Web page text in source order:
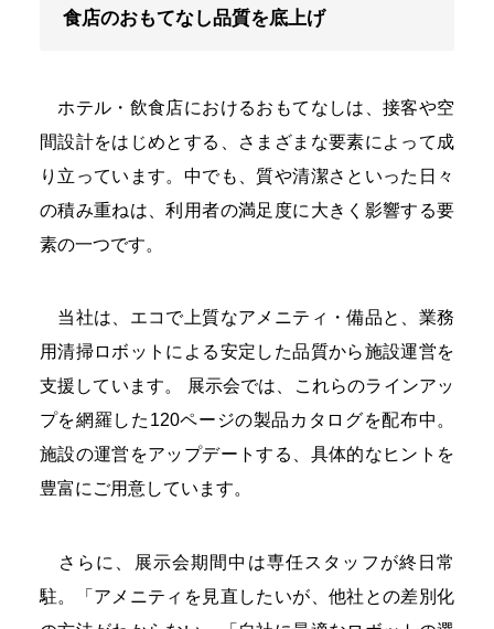
食店のおもてなし品質を底上げ
ホテル・飲食店におけるおもてなしは、接客や空
間設計をはじめとする、さまざまな要素によって成
り立っています。中でも、質や清潔さといった日々
の積み重ねは、利用者の満足度に大きく影響する要
素の一つです。
当社は、エコで上質なアメニティ・備品と、業務
用清掃ロボットによる安定した品質から施設運営を
支援しています。 展示会では、これらのラインアッ
プを網羅した120ページの製品カタログを配布中。
施設の運営をアップデートする、具体的なヒントを
豊富にご用意しています。
さらに、展示会期間中は専任スタッフが終日常
駐。「アメニティを見直したいが、他社との差別化